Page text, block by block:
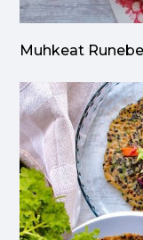
Muhkeat